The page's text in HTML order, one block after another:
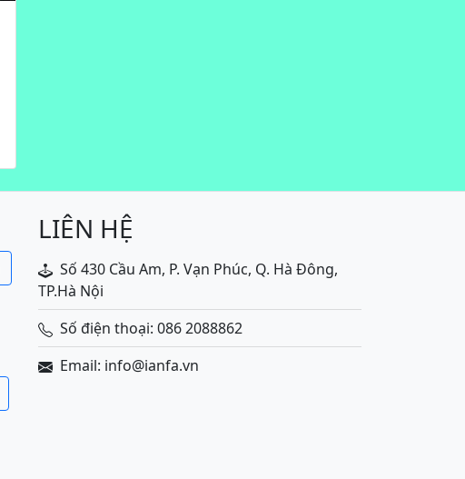
LIÊN HỆ
Số 430 Cầu Am, P. Vạn Phúc, Q. Hà Đông,
TP.Hà Nội
Số điện thoại: 086 2088862
Email: info@ianfa.vn